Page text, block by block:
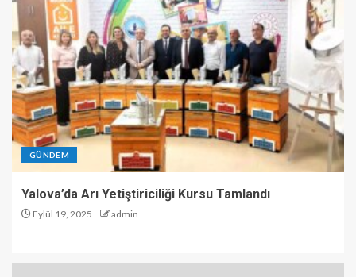
GÜNDEM
Yalova’da Arı Yetiştiriciliği Kursu Tamlandı
Eylül 19, 2025 admin